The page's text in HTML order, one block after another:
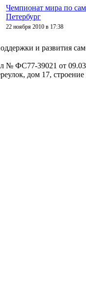
Чемпионат мира по
Петербург
22 ноября 2010 в 17:38
и развития
№ ФС77-39021 от
дом 17, строение